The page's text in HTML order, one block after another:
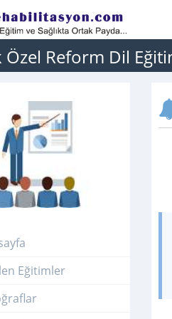
Özel Reform Dil
Eğitimler